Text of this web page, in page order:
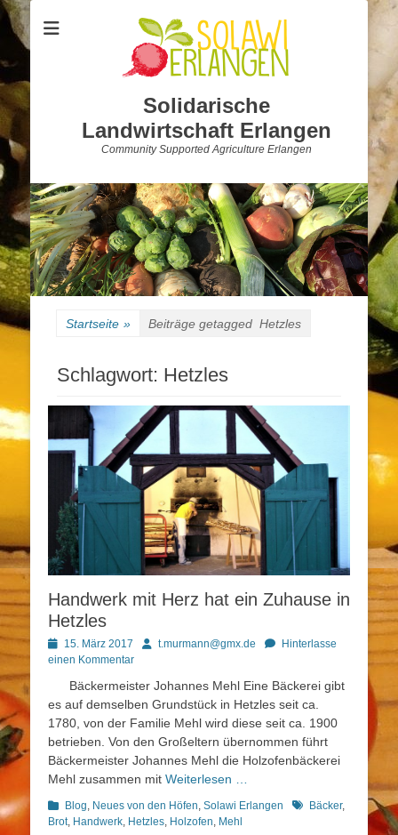
Solidarische
Landwirtschaft Erlangen
Community Supported Agriculture Erlangen
Startseite » Beiträge getagged Hetzles
Schlagwort: Hetzles
Handwerk mit Herz hat ein Zuhause in
Hetzles
Posted
on
15. März 2017 Autort.murmann@gmx.de
Hinterlasse
einen Kommentar
Bäckermeister Johannes Mehl Eine Bäckerei gibt
es auf demselben Grundstück in Hetzles seit ca.
1780, von der Familie Mehl wird diese seit ca. 1900
betrieben. Von den Großeltern übernommen führt
Bäckermeister Johannes Mehl die Holzofenbäckerei
Mehl zusammen mit Weiterlesen …
Kategorien
Blog, Neues von den Höfen, Solawi Erlangen Schlagworte
Bäcker,
Brot, Handwerk, Hetzles, Holzofen, Mehl